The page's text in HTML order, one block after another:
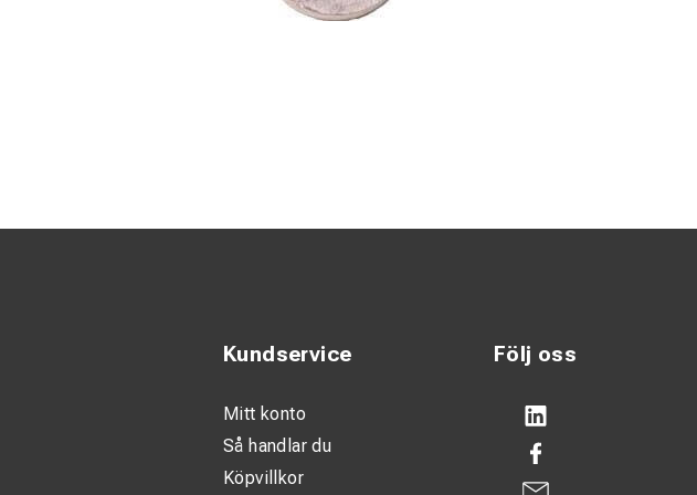
Följ oss
Kundservice
Mitt konto
Så handlar du
Köpvillkor